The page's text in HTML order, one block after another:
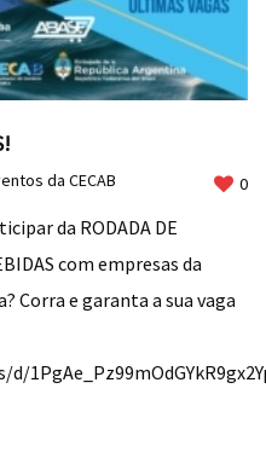
da CECAB 0
da RODADA DE
com empresas da
Corra e garanta a sua vaga